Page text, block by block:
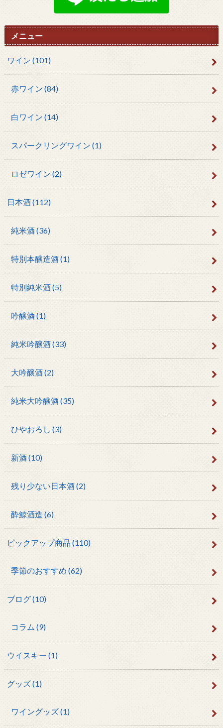
メニュー
ワイン (101)
赤ワイン (84)
白ワイン (14)
スパークリングワイン (1)
ロゼワイン (2)
日本酒(112)
純米酒(36)
特別本醸造酒(1)
特別純米酒(5)
吟醸酒(1)
純米吟醸酒(33)
大吟醸酒(2)
純米大吟醸酒(35)
ひやおろし (3)
新酒(10)
残り少ない日本酒(2)
酔鯨酒造 (6)
ピックアップ商品 (110)
季節のおすすめ (62)
ブログ(10)
コラム (9)
ウイスキー (1)
グッズ(1)
ワイングッズ(1)